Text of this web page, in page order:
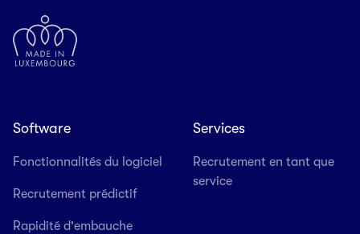
Software
Fonctionnalités du logiciel
Recrutement prédictif
Rapidité d'embauche
Services
Recrutement en tant que
service